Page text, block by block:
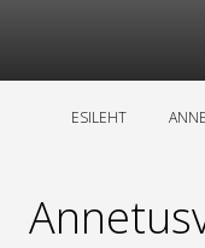
ESILEHT